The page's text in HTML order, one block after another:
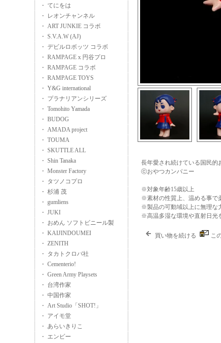
・ てにをは
・ レオンチャンネル
・ ART JUNKIE コラボ
・ S.V.A.W (AJ)
・ デビルロボッツ コラボ
・ RAMPAGE x 円谷プロ
・ RAMPAGE コラボ
・ RAMPAGE TOYS
・ Y&G international
・ プラナリアンシリーズ
・ Tomohito Yamada
・ BUDOG
・ AMADA project
・ TOUMA
・ SKUTTLE ALL
・ Shin Tanaka
・ Monster Factory
・ タツノコプロ
・ 杉浦 茂
・ gumliens
・ JUKI
・ おめん ソフトビニール製
・ KAIJINDOUMEI
・ ZENITH
・ タカトクロバ社
・ Cementerio!
・ Green Army Playsets
・ 台湾作家
・ 中国作家
・ Art Studio「SHOT!」
・ アイモ堂
・ あらいきりこ
・ エンビー
長年愛され続けている国民的
ⓒおやつカンパニー
※対象年齢15歳以上
※素材の性質上、温める事で
※製品の可動域以上に無理な
※高温多湿な環境や直射日光
買い物を続ける こ